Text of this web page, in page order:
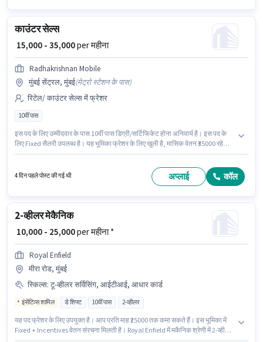
काउंटर सेल्स
₹ 15,000 - 35,000per महीना
Radhakrishnan Mobile
मुंबई सेंट्रल, मुंबई(मेट्रो स्टेशन के पास)
रिटेल/ काउंटर सेल्स में फ्रेशर
10वीं पास
इस पद के लिए उम्मीदवार के पास 10वीं पास डिग्री/सर्टिफिकेट होना अनिवार्य है। इस पद के
लिए Fixed सैलरी उपलब्ध है। यह भूमिका फ्रेशर के लिए खुली है, मासिक वेतन ₹35000 रहेगा।
4 दिन पहले पोस्ट की गई थी अप्लाई कॉल
2-व्हीलर मेकैनिक
₹ 10,000 - 25,000per महीना *
Royal Enfield
मीरा रोड, मुंबई
स्किल्स: टू-व्हीलर सर्विसिंग, आईटीआई, आधार कार्ड
इंसेंटिव्स शामिल डे शिफ्ट 10वीं पास 2-व्हीलर
यह पद फ्रेशर के लिए उपयुक्त है। आप प्रति माह ₹25000 तक कमा सकते हैं। इस भूमिका में
Fixed + Incentives वेतन संरचना मिलती है। Royal Enfield में मकैनिक श्रेणी में 2-व्हीलर